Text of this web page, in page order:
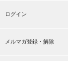
ログイン
メルマガ登録・解除